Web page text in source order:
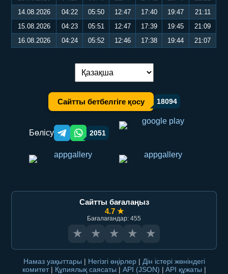
14.08.2026
04:22 05:50 12:47 17:40 19:47
21:11
15.08.2026
04:23 05:51 12:47 17:39 19:45
21:09
16.08.2026
04:24 05:52 12:46 17:38 19:44 21:07
Тілді ауыстыру:
Сайтты бетбелгіге қосу 18094
Бөлісу Telegram orqali ulashish
WhatsApp orqali ulashish
2051
Сайтты бағалаңыз
4.7 ★
Бағалағандар: 455
★ ★ ★ ★ ★
Намаз уақыттары | Негізгі өңірлер | Дін істері жөніндегі
комитет | Құпиялық саясаты | API (JSON) | API құжаты |